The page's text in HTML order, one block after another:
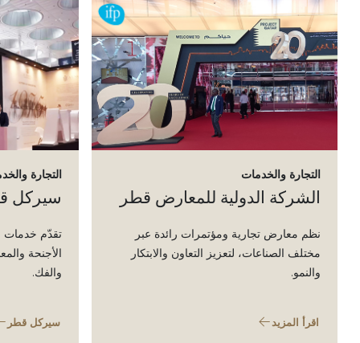
التجارة والخدمات
الشركة الدولية للمعارض قطر
نظم معارض تجارية ومؤتمرات رائدة عبر
مختلف الصناعات، لتعزيز التعاون والابتكار
والنمو.
اقرأ المزيد
التجارة
سيركل
تقدّم خدمات
الأجنحة
والفك.
سيركل قطر